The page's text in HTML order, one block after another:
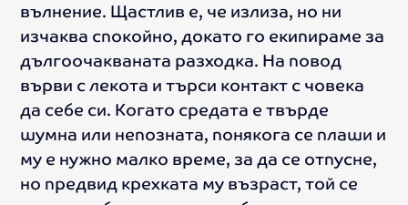
вълнение. Щастлив е, че излиза, но ни
изчаква спокойно, докато го екипираме за
дългоочакваната разходка. На повод
върви с лекота и търси контакт с човека
да себе си. Когато средата е твърде
шумна или непозната, понякога се плаши и
му е нужно малко време, за да се отпусне,
но предвид крехката му възраст, той се